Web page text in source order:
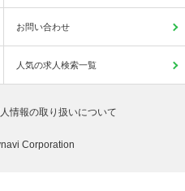
お問い合わせ
人気の求人検索一覧
情報の取り扱いについて
Corporation